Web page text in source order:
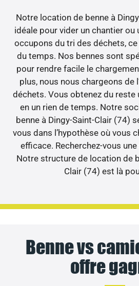
Notre location de benne à
idéale pour vider un chantier ou
occupons du tri des déchets,
du temps. Nos bennes sont
pour rendre facile le
plus, nous nous chargeons de
déchets. Vous obtenez du reste
en un rien de temps. Notre
benne à Dingy-Saint-Clair (74)
vous dans l’hypothèse où vous
efficace. Recherchez-vous
Notre structure de location de
Clair (74) est là
Benne vs
offre